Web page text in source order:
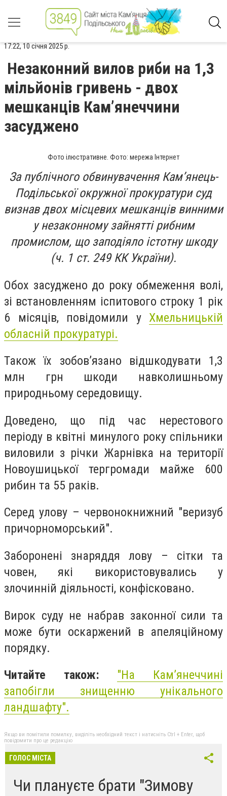
17:22, 10 січня 2025 р.
Незаконний вилов риби на 1,3
мільйонів гривень - двох
мешканців Кам’янеччини
засуджено
Фото ілюстративне. Фото: мережа Інтернет
За публічного обвинувачення Кам’янець-
Подільської окружної прокуратури суд
визнав двох місцевих мешканців винними
у незаконному зайнятті рибним
промислом, що заподіяло істотну шкоду
(ч. 1 ст. 249 КК України).
Обох засуджено до року обмеження волі,
зі встановленням іспитового строку 1 рік
6 місяців, повідомили у Хмельницькій
обласній прокуратурі.
Також їх зобов’язано відшкодувати 1,3
млн грн шкоди навколишньому
природньому середовищу.
Доведено, що під час нерестового
періоду в квітні минулого року спільники
виловили з річки Жарнівка на території
Новоушицької тергромади майже 600
рибин та 55 раків.
Серед улову – червонокнижний "веризуб
причорноморський".
Заборонені знаряддя лову – сітки та
човен, які використовувались у
злочинній діяльності, конфісковано.
Вирок суду не набрав законної сили та
може бути оскаржений в апеляційному
порядку.
Читайте також: "На Кам’янеччині
запобігли знищенню унікального
ландшафту".
Якщо ви помітили помилку, виділіть необхідний текст і натисніть Ctrl + Enter, щоб
повідомити про це редакцію
ГОЛОС МІСТА
Чи плануєте брати "Зимову